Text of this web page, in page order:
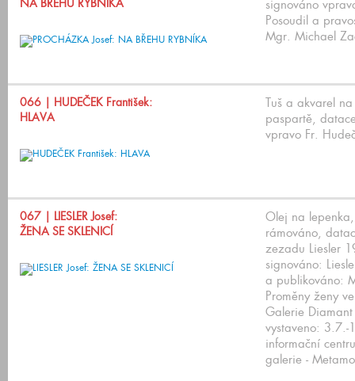
NA BŘEHU RYBNÍKA
signováno
Posoudil a
Mgr. Michael
066 | HUDEČEK František:
HLAVA
Tuš a akvarel
paspartě,
vpravo Fr.
067 | LIESLER Josef:
ŽENA SE SKLENICÍ
Olej na
rámováno,
zezadu Liesler
signováno:
a publikováno:
Proměny ženy
Galerie
vystaveno: 3.7.-
informační
galerie -